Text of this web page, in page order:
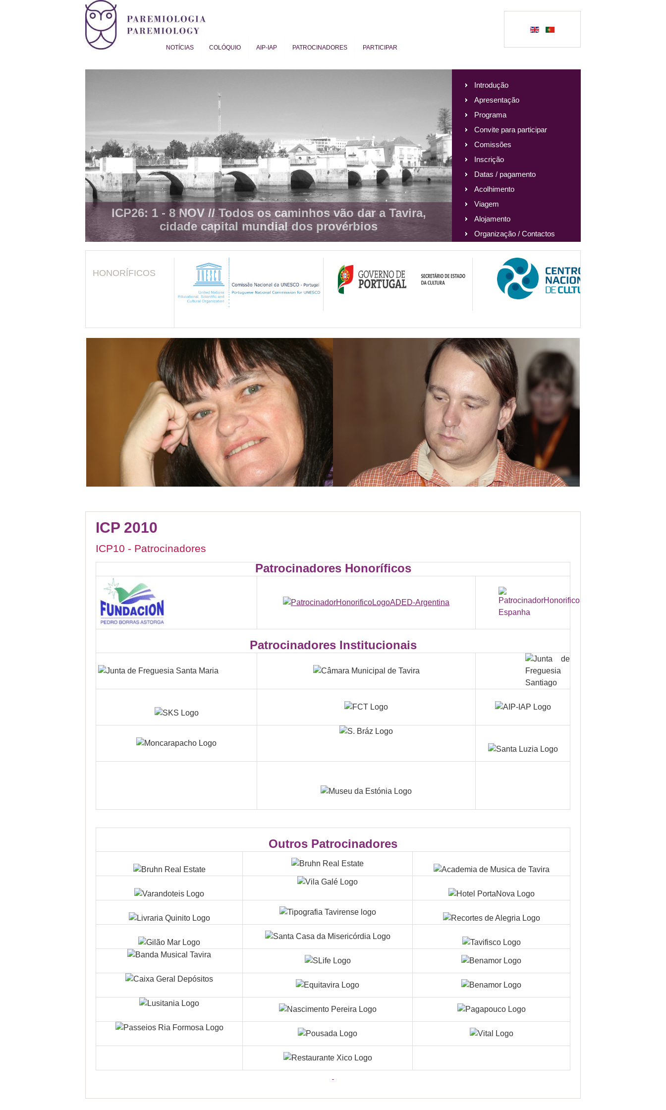
NOTÍCIAS COLÓQUIO AIP-IAP PATROCINADORES PARTICIPAR
ICP26: 1 - 8 NOV //Todos os caminhos vão dar a Tavira,
cidade capital mundial dos provérbios
Introdução
Apresentação
Programa
Convite para participar
Comissões
Inscrição
Datas / pagamento
Acolhimento
Viagem
Alojamento
Organização / Contactos
HONORÍFICOS
ICP 2010
ICP10 - Patrocinadores
Patrocinadores Honoríficos
Patrocinadores Institucionais
Outros Patrocinadores